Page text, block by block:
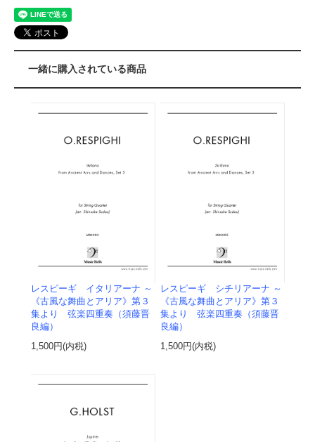
一緒に購入されている商品
レスピーギ イタリアーナ ～
《古風な舞曲とアリア》第３
集より 弦楽四重奏（須藤晋
良編）
1,500円(内税)
レスピーギ シチリアーナ ～
《古風な舞曲とアリア》第３
集より 弦楽四重奏（須藤晋
良編）
1,500円(内税)